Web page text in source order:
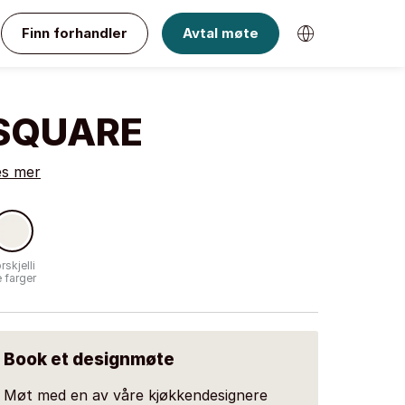
Finn forhandler Avtal møte
mer
farger
Book et designmøte
Møt med en av våre kjøkkendesignere